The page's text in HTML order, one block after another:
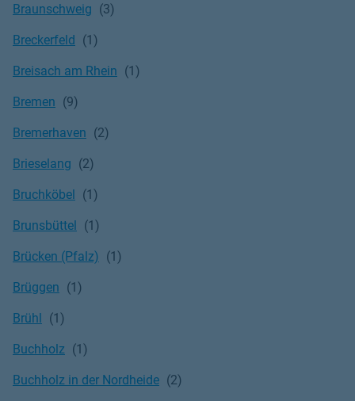
Braunschweig
Breckerfeld
Breisach am Rhein
Bremen
Bremerhaven
Brieselang
Bruchköbel
Brunsbüttel
Brücken (Pfalz)
Brüggen
Brühl
Buchholz
Buchholz in der Nordheide